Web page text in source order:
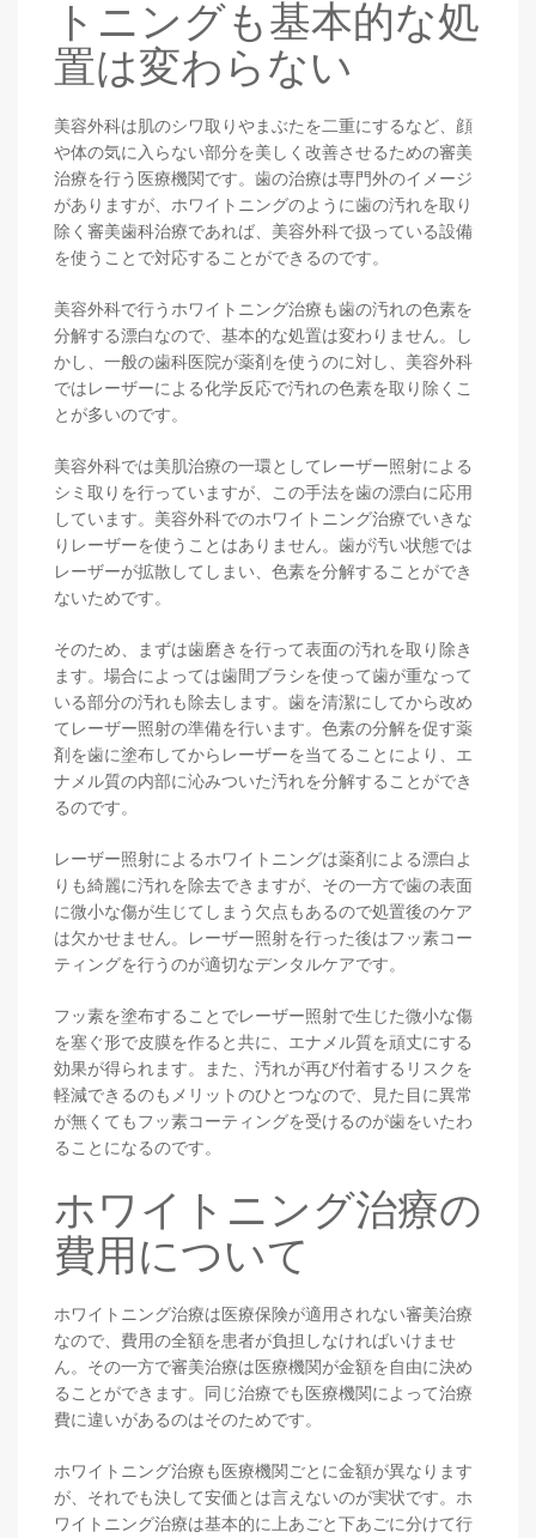
トニングも基本的な処
置は変わらない
美容外科は肌のシワ取りやまぶたを二重にするなど、顔
や体の気に入らない部分を美しく改善させるための審美
治療を行う医療機関です。歯の治療は専門外のイメージ
がありますが、ホワイトニングのように歯の汚れを取り
除く審美歯科治療であれば、美容外科で扱っている設備
を使うことで対応することができるのです。
美容外科で行うホワイトニング治療も歯の汚れの色素を
分解する漂白なので、基本的な処置は変わりません。し
かし、一般の歯科医院が薬剤を使うのに対し、美容外科
ではレーザーによる化学反応で汚れの色素を取り除くこ
とが多いのです。
美容外科では美肌治療の一環としてレーザー照射による
シミ取りを行っていますが、この手法を歯の漂白に応用
しています。美容外科でのホワイトニング治療でいきな
りレーザーを使うことはありません。歯が汚い状態では
レーザーが拡散してしまい、色素を分解することができ
ないためです。
そのため、まずは歯磨きを行って表面の汚れを取り除き
ます。場合によっては歯間ブラシを使って歯が重なって
いる部分の汚れも除去します。歯を清潔にしてから改め
てレーザー照射の準備を行います。色素の分解を促す薬
剤を歯に塗布してからレーザーを当てることにより、エ
ナメル質の内部に沁みついた汚れを分解することができ
るのです。
レーザー照射によるホワイトニングは薬剤による漂白よ
りも綺麗に汚れを除去できますが、その一方で歯の表面
に微小な傷が生じてしまう欠点もあるので処置後のケア
は欠かせません。レーザー照射を行った後はフッ素コー
ティングを行うのが適切なデンタルケアです。
フッ素を塗布することでレーザー照射で生じた微小な傷
を塞ぐ形で皮膜を作ると共に、エナメル質を頑丈にする
効果が得られます。また、汚れが再び付着するリスクを
軽減できるのもメリットのひとつなので、見た目に異常
が無くてもフッ素コーティングを受けるのが歯をいたわ
ることになるのです。
ホワイトニング治療の
費用について
ホワイトニング治療は医療保険が適用されない審美治療
なので、費用の全額を患者が負担しなければいけませ
ん。その一方で審美治療は医療機関が金額を自由に決め
ることができます。同じ治療でも医療機関によって治療
費に違いがあるのはそのためです。
ホワイトニング治療も医療機関ごとに金額が異なります
が、それでも決して安価とは言えないのが実状です。ホ
ワイトニング治療は基本的に上あごと下あごに分けて行